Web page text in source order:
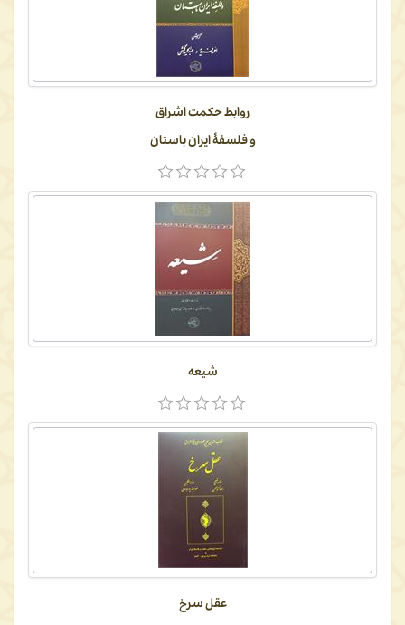
روابط حکمت اشراق
و فلسفۀ ایران باستان
شیعه
عقل سرخ